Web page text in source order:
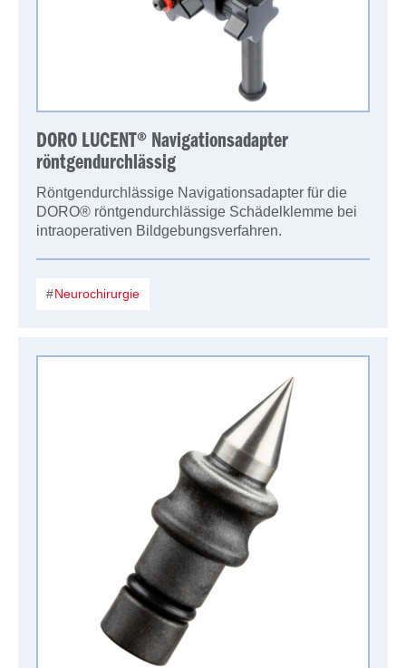
DORO LUCENT® Navigationsadapter
röntgendurchlässig
Röntgendurchlässige Navigationsadapter für die
DORO® röntgendurchlässige Schädelklemme bei
intraoperativen Bildgebungsverfahren.
Neurochirurgie